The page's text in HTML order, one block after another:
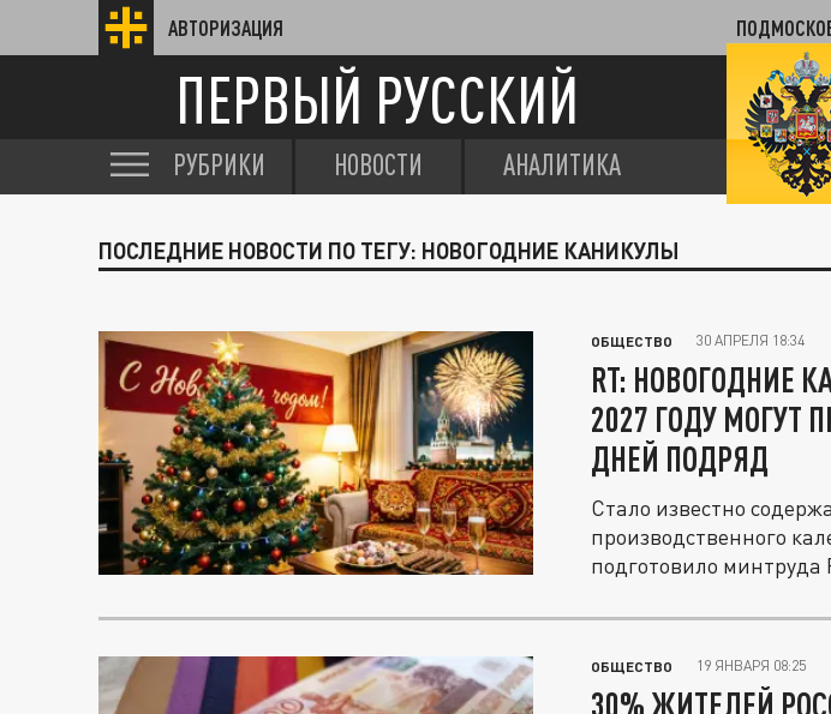
АВТОРИЗАЦИЯ
ПЕРВЫЙ РУССКИЙ
РУБРИКИ НОВОСТИ АНАЛИТИКА
ПОСЛЕДНИЕ НОВОСТИ ПО ТЕГУ: НОВОГОДНИЕ КАНИКУЛЫ
ОБЩЕСТВО 30 АПРЕЛЯ 18:34
RT: НОВОГОДНИЕ
2027 ГОДУ МОГУТ
ДНЕЙ ПОДРЯД
Стало известно
производственного
подготовило минтруда
ОБЩЕСТВО 19 ЯНВАРЯ 08:25
30% ЖИТЕЛЕЙ